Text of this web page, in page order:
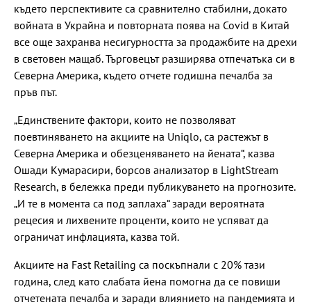
където перспективите са сравнително стабилни, докато
войната в Украйна и повторната поява на Covid в Китай
все още захранва несигурността за продажбите на дрехи
в световен мащаб. Търговецът разширява отпечатъка си в
Северна Америка, където отчете годишна печалба за
пръв път.
„Единствените фактори, които не позволяват
поевтиняването на акциите на Uniqlo, са растежът в
Северна Америка и обезценяването на йената“, казва
Ошади Кумарасири, борсов анализатор в LightStream
Research, в бележка преди публикуването на прогнозите.
„И те в момента са под заплаха“ заради вероятната
рецесия и лихвените проценти, които не успяват да
ограничат инфлацията, казва той.
Акциите на Fast Retailing са поскъпнали с 20% тази
година, след като слабата йена помогна да се повиши
отчетената печалба и заради влиянието на пандемията и